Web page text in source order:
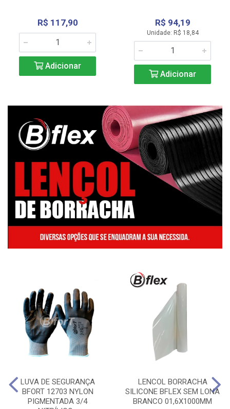
R$ 117,90
Adicionar
R$ 94,19
Unidade: R$ 18,84
Adicionar
LUVA DE SEGURANÇA
BFORT 12703 NYLON
PIGMENTADA 3/4
LENCOL BORRACHA
SILICONE BFLEX SEM LONA
BRANCO 01,6X1000MM